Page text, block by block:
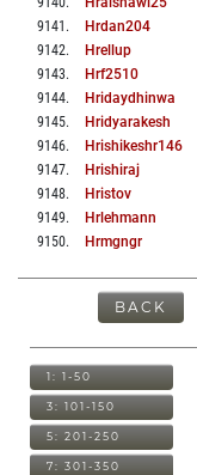
9141 . Hrdan204
9142. Hrellup
9143. Hrf2510
9144. Hridaydhinwa
9145. Hridyarakesh
9146. Hrishikeshr146
9147. Hrishiraj
9148. Hristov
9149. Hrlehmann
9150. Hrmgngr
BACK
1: 1-50
3: 101-150
5: 201-250
7: 301-350